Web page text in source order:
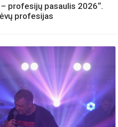
profesijų pasaulis 2026“.
profesijas